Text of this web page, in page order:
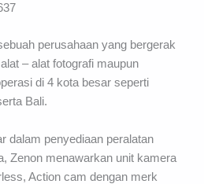
perusahaan yang bergerak
– alat fotografi maupun
di 4 kota besar seperti
Bali.
dalam penyediaan peralatan
Zenon menawarkan unit kamera
Action cam dengan merk